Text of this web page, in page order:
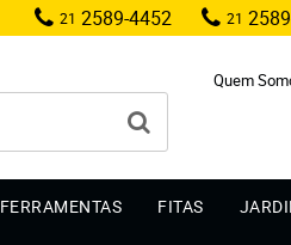
21 2589-4452 21
Quem
FERRAMENTAS FITAS